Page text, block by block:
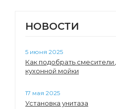
Оливия
Асти
Брук
Ричмонд
Марбл
НОВОСТИ
5 июня 2025
Как подобрать смесители
кухонной мойки
17 мая 2025
Установка унитаза